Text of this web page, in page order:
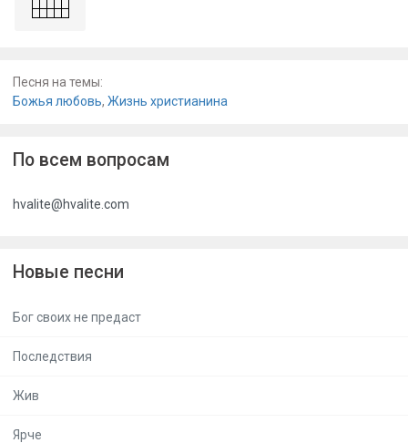
Песня на темы:
Божья любовь, Жизнь христианина
По всем вопросам
hvalite@hvalite.com
Новые песни
Бог своих не предаст
Последствия
Жив
Ярче